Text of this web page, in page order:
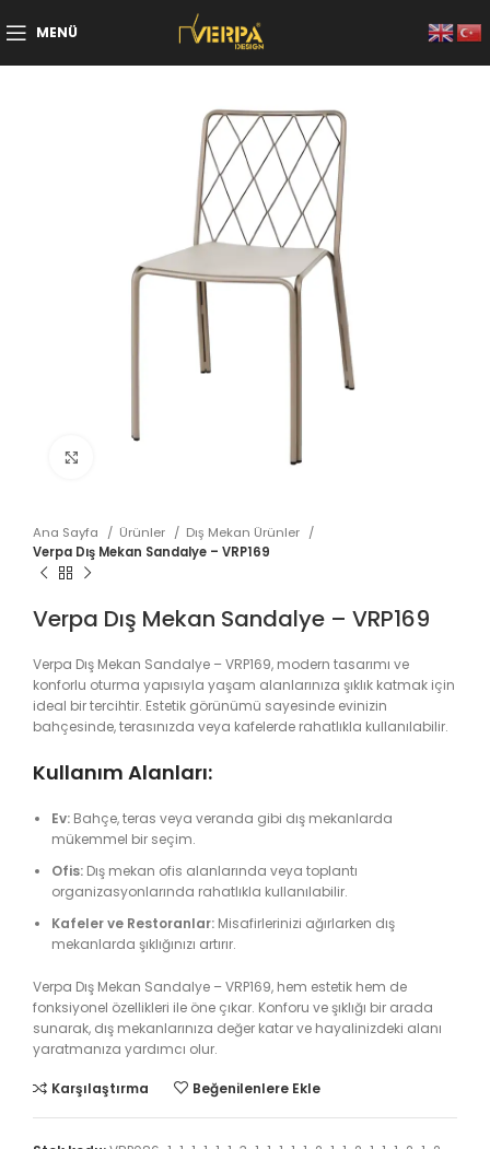
MENÜ
Ana Sayfa Ürünler
Dış Mekan Ürünler
Verpa Dış Mekan Sandalye – VRP169
Verpa Dış Mekan Sandalye – VRP169
Verpa Dış Mekan Sandalye – VRP169, modern tasarımı ve
konforlu oturma yapısıyla yaşam alanlarınıza şıklık katmak için
ideal bir tercihtir. Estetik görünümü sayesinde evinizin
bahçesinde, terasınızda veya kafelerde rahatlıkla kullanılabilir.
Kullanım Alanları:
Ev: Bahçe, teras veya veranda gibi dış mekanlarda
mükemmel bir seçim.
Ofis: Dış mekan ofis alanlarında veya toplantı
organizasyonlarında rahatlıkla kullanılabilir.
Kafeler ve Restoranlar: Misafirlerinizi ağırlarken dış
mekanlarda şıklığınızı artırır.
Verpa Dış Mekan Sandalye – VRP169, hem estetik hem de
fonksiyonel özellikleri ile öne çıkar. Konforu ve şıklığı bir arada
sunarak, dış mekanlarınıza değer katar ve hayalinizdeki alanı
yaratmanıza yardımcı olur.
Karşılaştırma Beğenilenlere Ekle